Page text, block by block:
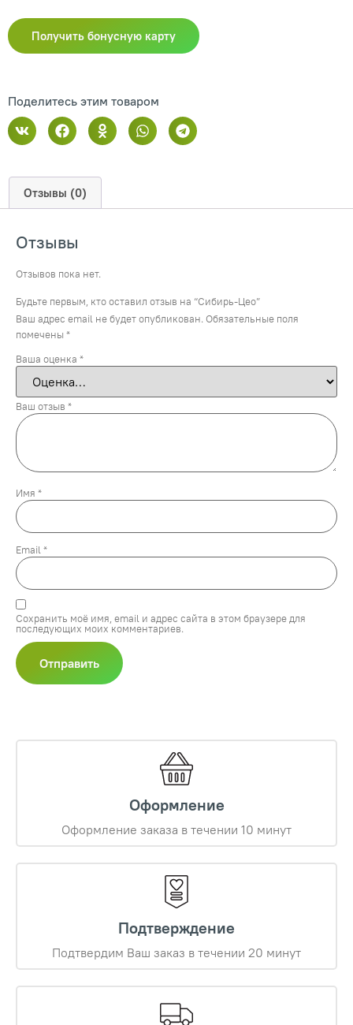
Получить бонусную карту
Поделитесь этим товаром
Отзывы (0)
Отзывы
Отзывов пока нет.
Будьте первым, кто оставил отзыв на “Сибирь-Цео”
Ваш адрес email не будет опубликован. Обязательные поля
помечены *
Ваша оценка *
Ваш отзыв *
Имя *
Email *
Сохранить моё имя, email и адрес сайта в этом браузере для
последующих моих комментариев.
Оформление
Оформление заказа в течении 10 минут
Подтверждение
Подтвердим Ваш заказ в течении 20 минут